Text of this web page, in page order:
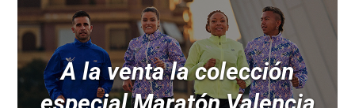
A la venta la colección